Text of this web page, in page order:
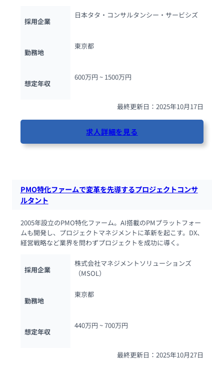
採用企業
日本タタ・コンサルタンシー・サービシズ
勤務地
東京都
想定年収
600万円 ~ 1500万円
最終更新日：2025年10月17日
求人詳細を見る
PMO特化ファームで変革を先導するプロジェクトコンサ
ルタント
2005年設立のPMO特化ファーム。AI搭載のPMプラットフォー
ムも開発し、プロジェクトマネジメントに革新を起こす。DX、
経営戦略など業界を問わずプロジェクトを成功に導く。
採用企業
株式会社マネジメントソリューションズ
（MSOL）
勤務地
東京都
想定年収
440万円 ~ 700万円
最終更新日：2025年10月27日